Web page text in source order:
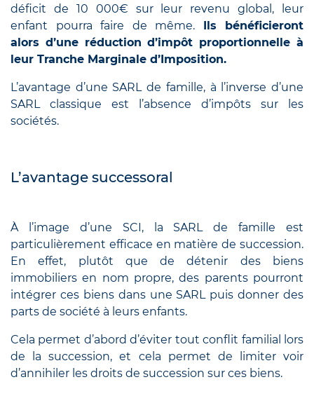
déficit de 10 000€ sur leur revenu global, leur
enfant pourra faire de même. Ils bénéficieront
alors d’une réduction d’impôt proportionnelle à
leur Tranche Marginale d’Imposition.
L’avantage d’une SARL de famille, à l’inverse d’une
SARL classique est l’absence d’impôts sur les
sociétés.
L’avantage successoral
À l’image d’une SCI, la SARL de famille est
particulièrement efficace en matière de succession.
En effet, plutôt que de détenir des biens
immobiliers en nom propre, des parents pourront
intégrer ces biens dans une SARL puis donner des
parts de société à leurs enfants.
Cela permet d’abord d’éviter tout conflit familial lors
de la succession, et cela permet de limiter voir
d’annihiler les droits de succession sur ces biens.